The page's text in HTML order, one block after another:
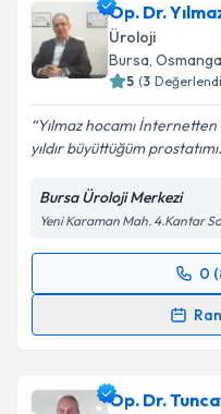
Op. Dr.
Üroloji
Bursa,
5 (3
Yılmaz hocamı
yıldır büyüttüğüm
Bursa Üroloji Merkezi
Yeni Karaman Mah. 4.Kantar
0
Randevu
takvimOp. Dr.